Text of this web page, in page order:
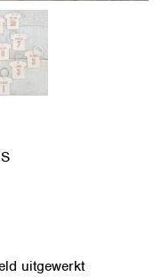
uitgewerkt